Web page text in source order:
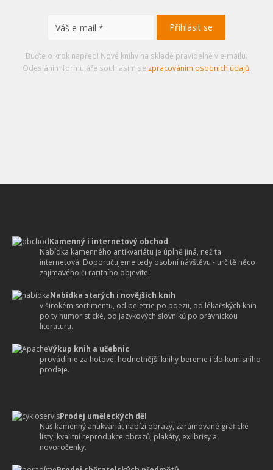
Buďte o krok napřed! Nové knihy na skladě pravidelně v e-mailu.
Odesláním formuláře souhlasím se zpracováním osobních údajů.
Kamenný i internetový obchod
Nabídka kamenného antikvariátu je úplně jiná, než ta
internetová. Doporučujeme tedy osobní návštěvu - určitě něco
zajímavého či raritního objevíte.
Nabídka starých i novějších knih
v širokém sortimentu, od beletrie po poezii, od lékařských knih
po ty humoristické, od jazykových slovníků po právnickou
literaturu.
Výkup knih a učebnic
provádíme za hotové, hodnotnější knihy bereme i do komisního
prodeje.
Prodej uměleckých děl
Náš kamenný antikvariát nabízí obrazy, zarámované grafické
listy, kvalitní reprodukce obrazů, plakáty, exlibrisy a
novoročenky.